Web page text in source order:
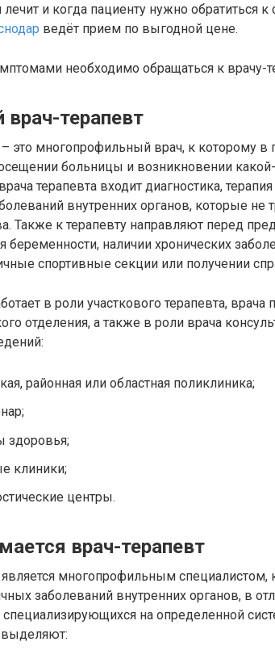
и когда пациенту нужно обратиться к
ведёт прием по выгодной цене.
врач-терапевт
– это многопрофильный врач, к которому
больницы и возникновении
терапевта входит диагностика,
внутренних органов, которые не
Также к терапевту направляют перед
беременности, наличии хронических
спортивные секции или получении
в роли участкового терапевта, врача
отделения, а также в роли врача
районная или областная поликлиника;
здоровья;
клиники;
центры.
врач-терапевт
является многопрофильным специалистом,
заболеваний внутренних органов, в
специализирующихся на определенной
выделяют: